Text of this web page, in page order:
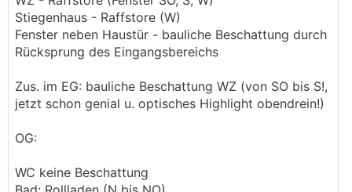
Stiegenhaus - Raffstore (W)
Fenster neben Haustür - bauliche Beschattung durch
Rücksprung des Eingangsbereichs
Zus. im EG: bauliche Beschattung WZ (von SO bis S!,
jetzt schon genial u. optisches Highlight obendrein!)
OG:
WC keine Beschattung